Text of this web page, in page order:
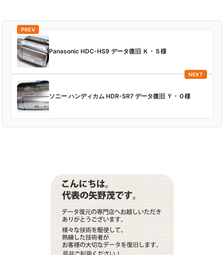
PREV
Panasonic HDC-HS9 データ復旧 Ｋ・Ｓ様
NEXT
ソニー ハンディカム HDR-SR7 データ復旧 Ｙ・Ｏ様